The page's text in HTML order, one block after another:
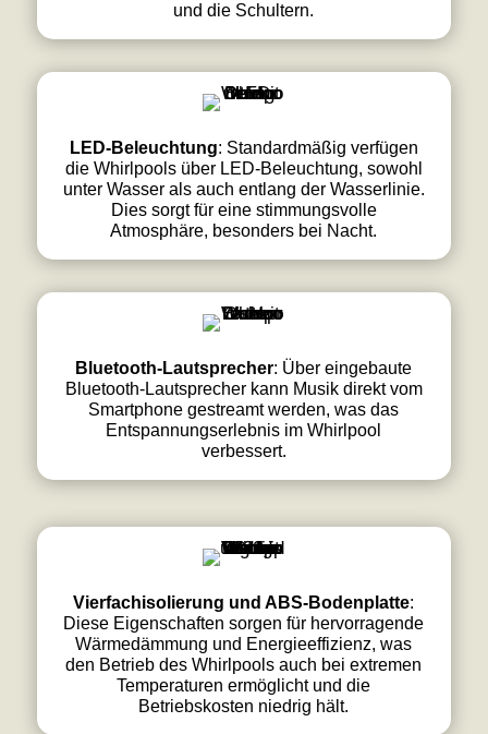
und die Schultern.
LED-Beleuchtung: Standardmäßig verfügen
die Whirlpools über LED-Beleuchtung, sowohl
unter Wasser als auch entlang der Wasserlinie.
Dies sorgt für eine stimmungsvolle
Atmosphäre, besonders bei Nacht.
Bluetooth-Lautsprecher: Über eingebaute
Bluetooth-Lautsprecher kann Musik direkt vom
Smartphone gestreamt werden, was das
Entspannungserlebnis im Whirlpool
verbessert.
Vierfachisolierung und ABS-Bodenplatte:
Diese Eigenschaften sorgen für hervorragende
Wärmedämmung und Energieeffizienz, was
den Betrieb des Whirlpools auch bei extremen
Temperaturen ermöglicht und die
Betriebskosten niedrig hält.